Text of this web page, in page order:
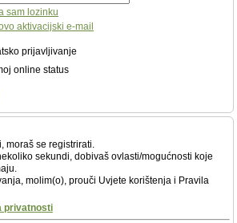
sam lozinku
aktivacijski e-mail
prijavljivanje
online status
moraš se registrirati.
sekundi, dobivaš ovlasti/mogućnosti koje
molim(o), prouči Uvjete korištenja i Pravila
privatnosti